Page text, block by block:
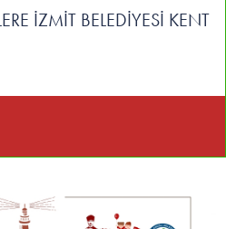
İZMİT BELEDİYESİ KENT